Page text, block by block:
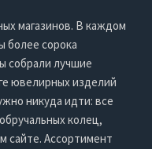
магазинов. В каждом
более сорока
собрали лучшие
ювелирных изделий
никуда идти: все
колец,
сайте. Ассортимент